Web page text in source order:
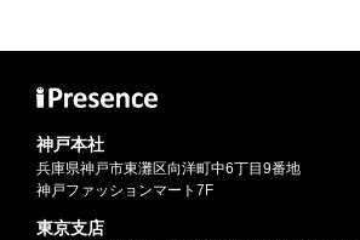
神戸本社
兵庫県神戸市東灘区向洋町中6丁目9番地
神戸ファッションマート7F
東京支店